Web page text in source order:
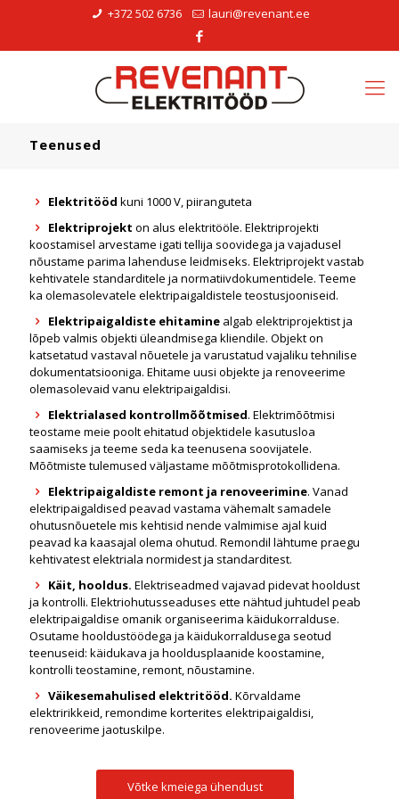
+372 502 6736 lauri@revenant.ee
Teenused
Elektritööd kuni 1000 V, piiranguteta
Elektriprojekt on alus elektritööle. Elektriprojekti
koostamisel arvestame igati tellija soovidega ja vajadusel
nõustame parima lahenduse leidmiseks. Elektriprojekt vastab
kehtivatele standarditele ja normatiivdokumentidele. Teeme
ka olemasolevatele elektripaigaldistele teostusjooniseid.
Elektripaigaldiste ehitamine algab elektriprojektist ja
lõpeb valmis objekti üleandmisega kliendile. Objekt on
katsetatud vastaval nõuetele ja varustatud vajaliku tehnilise
dokumentatsiooniga. Ehitame uusi objekte ja renoveerime
olemasolevaid vanu elektripaigaldisi.
Elektrialased kontrollmõõtmised. Elektrimõõtmisi
teostame meie poolt ehitatud objektidele kasutusloa
saamiseks ja teeme seda ka teenusena soovijatele.
Mõõtmiste tulemused väljastame mõõtmisprotokollidena.
Elektripaigaldiste remont ja renoveerimine. Vanad
elektripaigaldised peavad vastama vähemalt samadele
ohutusnõuetele mis kehtisid nende valmimise ajal kuid
peavad ka kaasajal olema ohutud. Remondil lähtume praegu
kehtivatest elektriala normidest ja standarditest.
Käit, hooldus. Elektriseadmed vajavad pidevat hooldust
ja kontrolli. Elektriohutusseaduses ette nähtud juhtudel peab
elektripaigaldise omanik organiseerima käidukorralduse.
Osutame hooldustöödega ja käidukorraldusega seotud
teenuseid: käidukava ja hooldusplaanide koostamine,
kontrolli teostamine, remont, nõustamine.
Väikesemahulised elektritööd. Kõrvaldame
elektririkkeid, remondime korterites elektripaigaldisi,
renoveerime jaotuskilpe.
Võtke kmeiega ühendust